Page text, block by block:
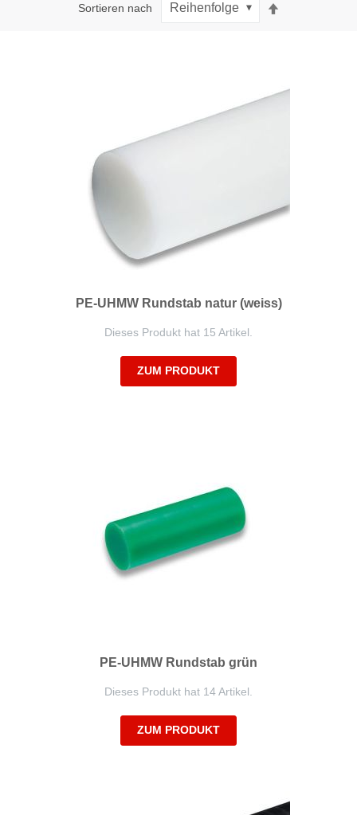
Sortieren nach
PE-UHMW Rundstab natur (weiss)
Dieses Produkt hat 15 Artikel.
ZUM PRODUKT
PE-UHMW Rundstab grün
Dieses Produkt hat 14 Artikel.
ZUM PRODUKT